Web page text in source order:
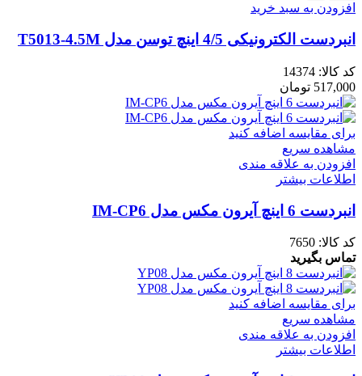
افزودن به سبد خرید
انبردست الکترونیکی 4/5 اینچ توسن مدل T5013-4.5M
کد کالا: 14374
517,000 تومان
برای مقایسه اضافه کنید
مشاهده سریع
افزودن به علاقه مندی
اطلاعات بیشتر
انبردست 6 اینچ آیرون مکس مدل IM-CP6
کد کالا: 7650
تماس بگیرید
برای مقایسه اضافه کنید
مشاهده سریع
افزودن به علاقه مندی
اطلاعات بیشتر